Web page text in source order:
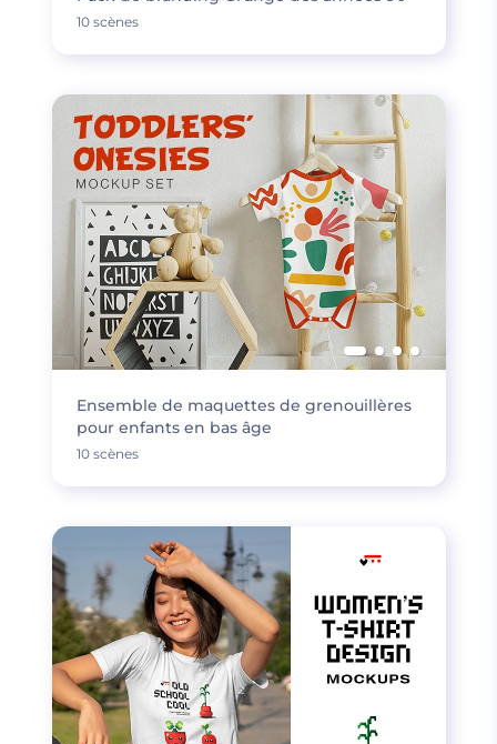
10 scènes
Ensemble de maquettes de grenouillères
pour enfants en bas âge
10 scènes